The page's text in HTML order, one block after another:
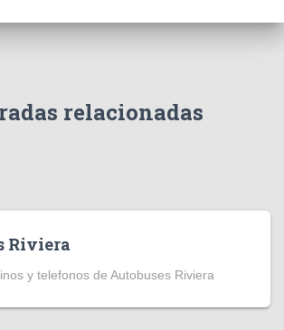
relacionadas
Riviera
y telefonos de Autobuses Riviera